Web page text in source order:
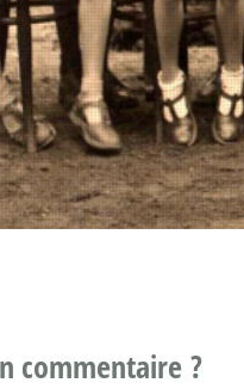
commentaire ?